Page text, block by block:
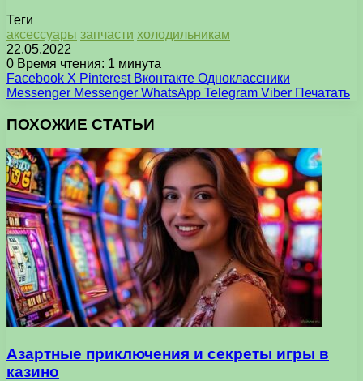
Теги
аксессуары запчасти холодильникам
22.05.2022
0 Время чтения: 1 минута
Facebook X Pinterest Вконтакте Одноклассники
Messenger Messenger WhatsApp Telegram Viber Печатать
ПОХОЖИЕ СТАТЬИ
Азартные приключения и секреты игры в
казино